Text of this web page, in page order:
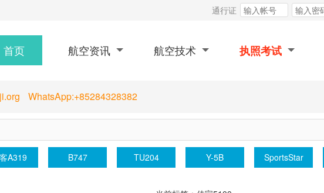
通行证
首页 航空资讯 航空技术 执照考试
WhatsApp:+85284328382
A319 B747 TU204 Y-5B SportsStar